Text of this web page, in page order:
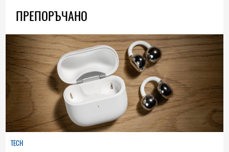
ПРЕПОРЪЧАНО
TECH